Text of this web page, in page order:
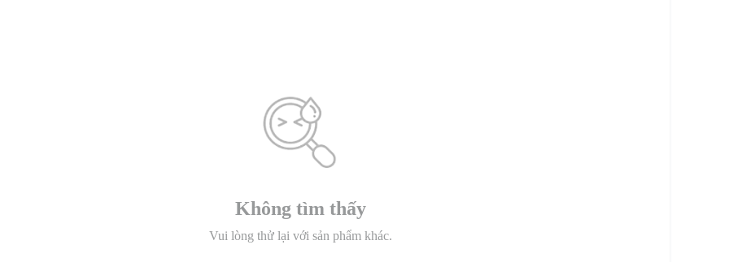
Không tìm thấy
Vui lòng thử lại với sản phẩm khác.